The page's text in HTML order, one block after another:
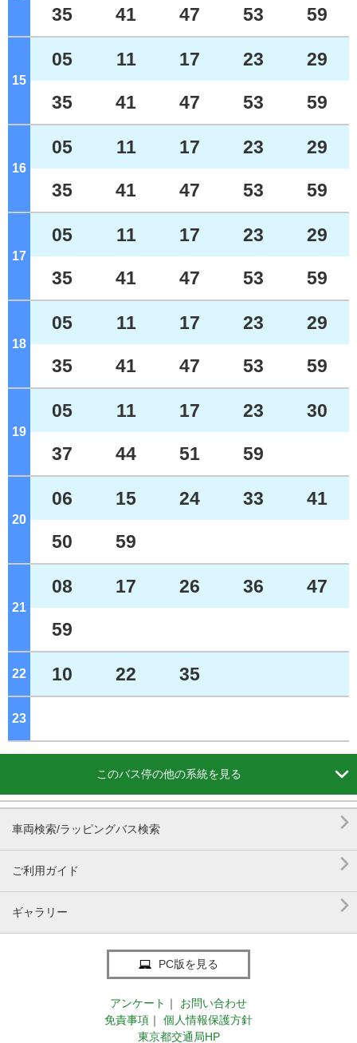
35 41 47 53 59
15 ジ
05 11 17 23 29
35 41 47 53 59
16 ジ
05 11 17 23 29
35 41 47 53 59
17 ジ
05 11 17 23 29
35 41 47 53 59
18 ジ
05 11 17 23 29
35 41 47 53 59
19 ジ
05 11 17 23 30
37 44 51 59
20 ジ
06 15 24 33 41
50 59
21 ジ
08 17 26 36 47
59
22 10 22 35
23
このバス停の他の系統を見る 
車両検索/ラッピングバス検索 
ご利用ガイド 
ギャラリー 
PC版を見る
アンケート ｜
お問い合わせ
免責事項 ｜
個人情報保護方針
東京都交通局HP